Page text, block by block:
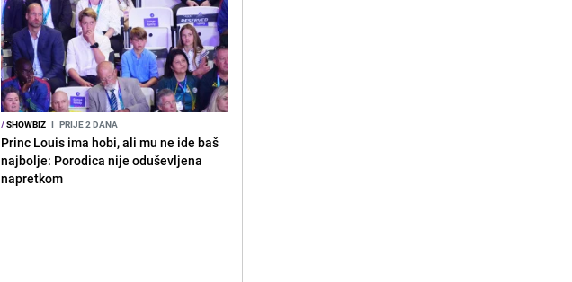
/SHOWBIZ I PRIJE 2 DANA
Princ Louis ima hobi, ali mu ne ide baš
najbolje: Porodica nije oduševljena
napretkom